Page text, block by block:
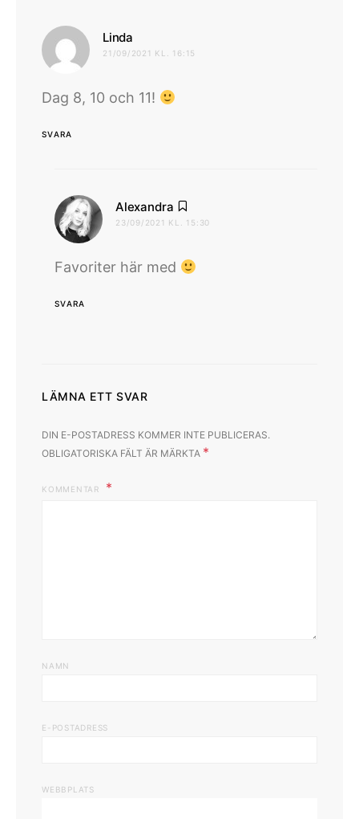
Linda
21/09/2021 KL. 16:15
Dag 8, 10 och 11!
SVARA
Alexandra
23/09/2021 KL. 15:30
Favoriter här med
SVARA
LÄMNA ETT SVAR
DIN E-POSTADRESS KOMMER INTE PUBLICERAS.
OBLIGATORISKA FÄLT ÄR MÄRKTA *
KOMMENTAR
NAMN
E-POSTADRESS
WEBBPLATS